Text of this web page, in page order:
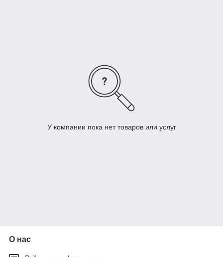
У компании пока нет товаров или услуг
О нас